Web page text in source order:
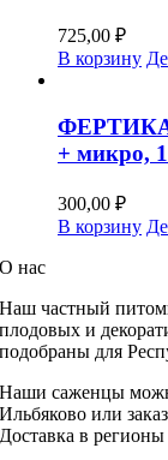
725,00 ₽
В корзину
ФЕРТИКА
+ микро,
300,00 ₽
В корзину
О нас
Наш частный
плодовых и
подобраны для
Наши саженцы
Ильбяково или
Доставка в